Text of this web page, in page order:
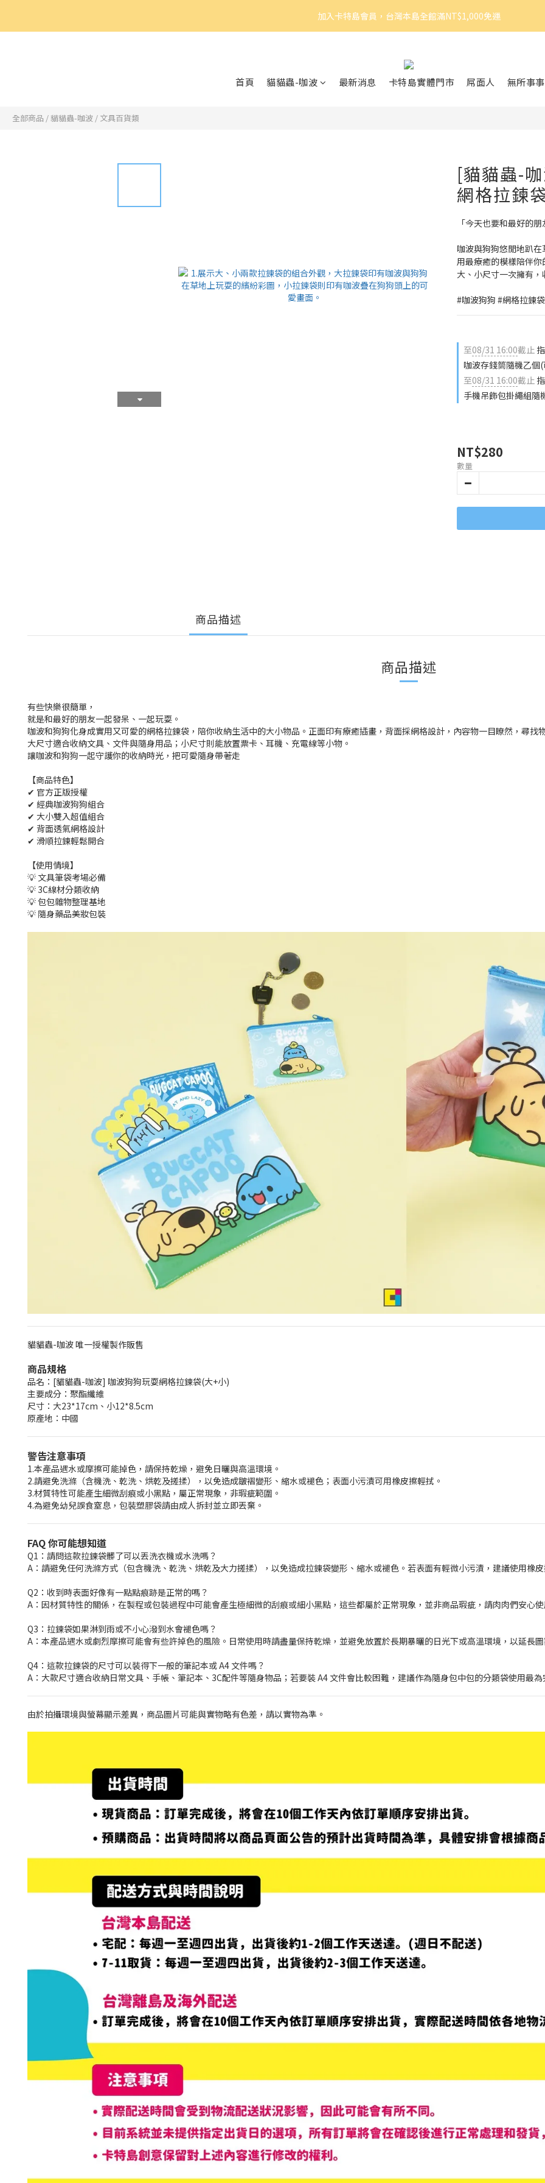
加入卡特島會員，台灣本島全館滿NT$1,000免運
加入卡特島會員，台灣本島全館滿NT$1,000免運
2
1
4
3
3
2
0
3
2
4
3
4
3
4
3
7
6
2
加入卡特島會員，台灣本島全館滿NT$1,000免運
首頁 貓貓蟲-咖波 最新消息 卡特島實體門市 屌面人 無所事
全部商品 /貓貓蟲-咖波 / 文具百貨類
[貓貓蟲-
網格拉鍊
「今天也要和最好的朋
咖波與狗狗悠閒地趴在
用最療癒的模樣陪伴你
大、小尺寸一次擁有，
#咖波狗狗 #網格拉鍊
至08/31 16:00截止
咖波存錢筒隨機乙個
至08/31 16:00截止
手機吊飾包掛繩組隨
NT$280
數量
商品描述
商品描述
有些快樂很簡單，
就是和最好的朋友一起發呆、一起玩耍。
咖波和狗狗化身成實用又可愛的網格拉鍊袋，陪你收納生活中的大小物品。正面印有療癒插畫，背面採網格設計，內容物一目瞭然，尋找
大尺寸適合收納文具、文件與隨身用品；小尺寸則能放置票卡、耳機、充電線等小物。
讓咖波和狗狗一起守護你的收納時光，把可愛隨身帶著走
【商品特色】
✔ 官方正版授權
✔ 經典咖波狗狗組合
✔ 大小雙入超值組合
✔ 背面透氣網格設計
✔ 滑順拉鍊輕鬆開合
【使用情境】
💡 文具筆袋考場必備
💡 3C線材分類收納
💡 包包雜物整理基地
💡 隨身藥品美妝包裝
貓貓蟲-咖波 唯一授權製作販售
商品規格
品名：[貓貓蟲-咖波] 咖波狗狗玩耍網格拉鍊袋(大+小)
主要成分：聚酯纖維
尺寸：大23*17cm、小12*8.5cm
原產地：中國
警告注意事項
1.本產品遇水或摩擦可能掉色，請保持乾燥，避免日曬與高溫環境。
2.請避免洗滌（含機洗、乾洗、烘乾及搓揉），以免造成皺褶變形、縮水或褪色；表面小污漬可用橡皮擦輕拭。
3.材質特性可能產生細微刮痕或小黑點，屬正常現象，非瑕疵範圍。
4.為避免幼兒誤食窒息，包裝塑膠袋請由成人拆封並立即丟棄。
FAQ 你可能想知道
Q1：請問這款拉鍊袋髒了可以丟洗衣機或水洗嗎？
A：請避免任何洗滌方式（包含機洗、乾洗、烘乾及大力搓揉），以免造成拉鍊袋變形、縮水或褪色。若表面有輕微小污漬，建議使用橡皮
Q2：收到時表面好像有一點點痕跡是正常的嗎？
A：因材質特性的關係，在製程或包裝過程中可能會產生極細微的刮痕或細小黑點，這些都屬於正常現象，並非商品瑕疵，請肉肉們安心使
Q3：拉鍊袋如果淋到雨或不小心潑到水會褪色嗎？
A：本產品遇水或劇烈摩擦可能會有些許掉色的風險。日常使用時請盡量保持乾燥，並避免放置於長期暴曬的日光下或高溫環境，以延長圖
Q4：這款拉鍊袋的尺寸可以裝得下一般的筆記本或 A4 文件嗎？
A：大款尺寸適合收納日常文具、手帳、筆記本、3C配件等隨身物品；若要裝 A4 文件會比較困難，建議作為隨身包中包的分類袋使用最為
由於拍攝環境與螢幕顯示差異，商品圖片可能與實物略有色差，請以實物為準。